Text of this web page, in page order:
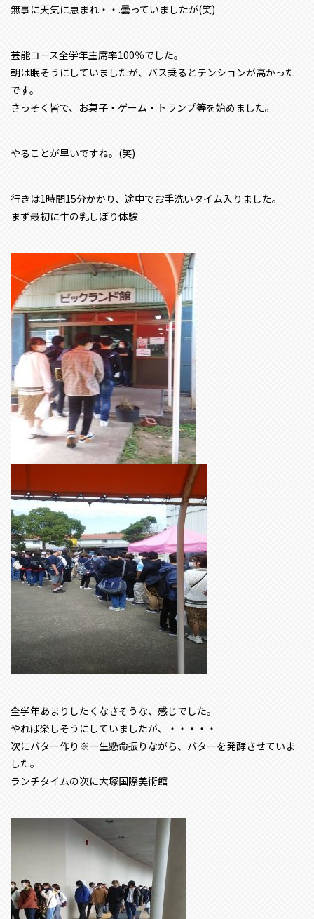
無事に天気に恵まれ・・.曇っていましたが(笑)
芸能コース全学年主席率100％でした。
朝は眠そうにしていましたが、バス乗るとテンションが高かった
です。
さっそく皆で、お菓子・ゲーム・トランプ等を始めました。
やることが早いですね。(笑)
行きは1時間15分かかり、途中でお手洗いタイム入りました。
まず最初に牛の乳しぼり体験
全学年あまりしたくなさそうな、感じでした。
やれば楽しそうにしていましたが、・・・・・
次にバター作り※一生懸命振りながら、バターを発酵させていま
した。
ランチタイムの次に大塚国際美術館